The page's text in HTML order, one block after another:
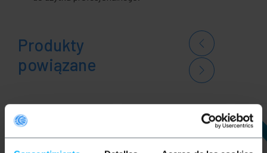
Produkty
powiązane